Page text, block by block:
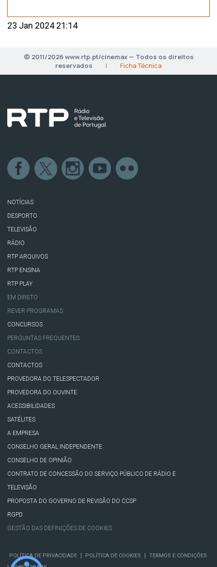
23 Jan 2024 21:14
© 2011/2026 www.rtp.pt/cinemax — Todos os direitos
reservados
| Ficha Técnica
NOTÍCIAS
DESPORTO
TELEVISÃO
RÁDIO
RTP ARQUIVOS
RTP ENSINA
RTP PLAY
EM DIRETO
REVER PROGRAMAS
CONCURSOS
PERGUNTAS FREQUENTES
CONTACTOS
CONTACTOS
PROVEDORA DO TELESPECTADOR
PROVEDORA DO OUVINTE
ACESSIBILIDADES
SATÉLITES
A EMPRESA
CONSELHO GERAL INDEPENDENTE
CONSELHO DE OPINIÃO
CONTRATO DE CONCESSÃO DO SERVIÇO PÚBLICO DE RÁDIO E
TELEVISÃO
PROPOSTA DO GOVERNO DE REVISÃO DO CCSP
RGPD
GESTÃO DAS DEFINIÇÕES DE COOKIES
POLÍTICA DE PRIVACIDADE POLÍTICA DE COOKIES TERMOS E CONDIÇÕES